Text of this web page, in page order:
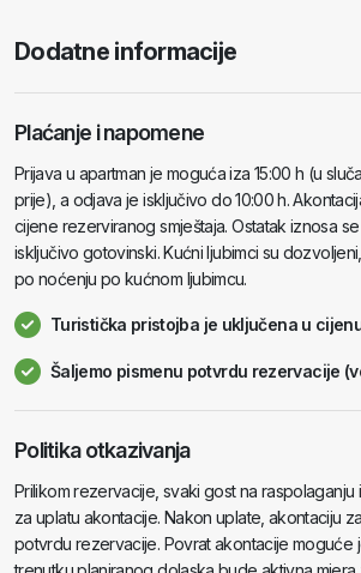
Dodatne informacije
Plaćanje i napomene
Prijava u apartman je moguća iza 15:00 h (u
prije), a odjava je isključivo do 10:00 h.
cijene rezerviranog smještaja. Ostatak iznosa
isključivo gotovinski. Kućni ljubimci su
po noćenju po kućnom ljubimcu.
Turistička pristojba je uključena u
Šaljemo pismenu potvrdu rezervacije
Politika otkazivanja
Prilikom rezervacije, svaki gost na
za uplatu akontacije. Nakon uplate, akontaciju
potvrdu rezervacije. Povrat akontacije moguće